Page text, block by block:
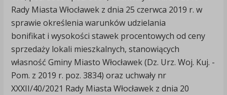
Rady Miasta Włocławek z dnia 25 czerwca 2019 r. w
sprawie określenia warunków udzielania
bonifikat i wysokości stawek procentowych od ceny
sprzedaży lokali mieszkalnych, stanowiących
własność Gminy Miasto Włocławek (Dz. Urz. Woj. Kuj. -
Pom. z 2019 r. poz. 3834) oraz uchwały nr
XXXII/40/2021 Rady Miasta Włocławek z dnia 20